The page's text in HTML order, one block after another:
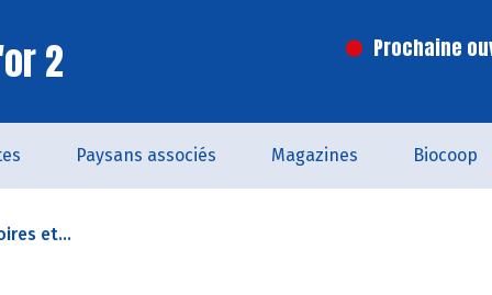
2 Prochaine
Paysans associés Magazines Biocoop
et...